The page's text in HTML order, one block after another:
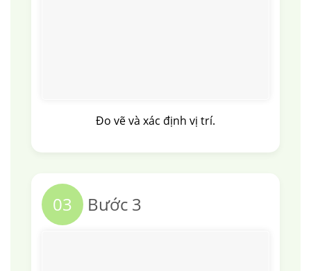
Đo vẽ và xác định vị trí.
03 Bước 3